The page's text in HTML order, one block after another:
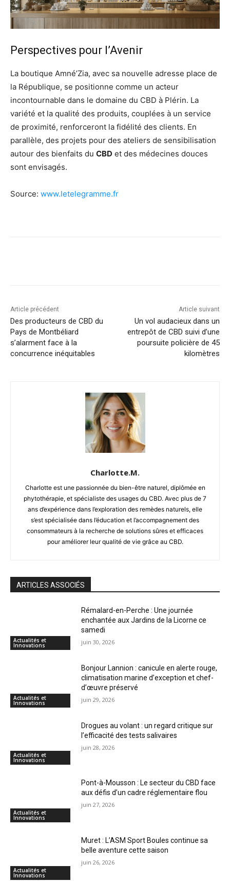
Perspectives pour l’Avenir
La boutique Amné’Zia, avec sa nouvelle adresse place de
la République, se positionne comme un acteur
incontournable dans le domaine du CBD à Plérin. La
variété et la qualité des produits, couplées à un service
de proximité, renforceront la fidélité des clients. En
parallèle, des projets pour des ateliers de sensibilisation
autour des bienfaits du CBD et des médecines douces
sont envisagés.
Source: www.letelegramme.fr
Article précédent
Des producteurs de CBD du
Pays de Montbéliard
s’alarment face à la
concurrence inéquitables
Article suivant
Un vol audacieux dans un
entrepôt de CBD suivi d’une
poursuite policière de 45
kilomètres
Charlotte.M.
Charlotte est une passionnée du bien-être naturel, diplômée en
phytothérapie, et spécialiste des usages du CBD. Avec plus de 7
ans d’expérience dans l’exploration des remèdes naturels, elle
s’est spécialisée dans l’éducation et l’accompagnement des
consommateurs à la recherche de solutions sûres et efficaces
pour améliorer leur qualité de vie grâce au CBD.
ARTICLES ASSOCIÉS
Actualités et
Innovations
Rémalard-en-Perche : Une journée
enchantée aux Jardins de la Licorne ce
samedi
juin 30, 2026
Actualités et
Innovations
Bonjour Lannion : canicule en alerte rouge,
climatisation marine d’exception et chef-
d’œuvre préservé
juin 29, 2026
Actualités et
Innovations
Drogues au volant : un regard critique sur
l’efficacité des tests salivaires
juin 28, 2026
Actualités et
Innovations
Pont-à-Mousson : Le secteur du CBD face
aux défis d’un cadre réglementaire flou
juin 27, 2026
Actualités et
Innovations
Muret : L’ASM Sport Boules continue sa
belle aventure cette saison
juin 26, 2026